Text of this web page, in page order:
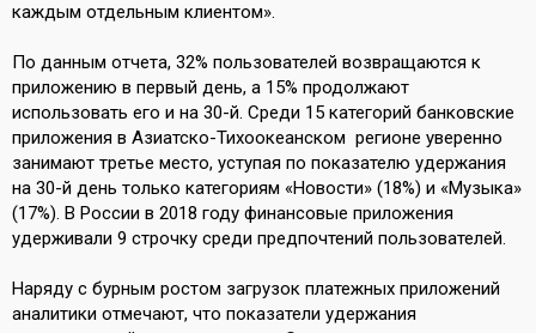
каждым отдельным клиентом».
По данным отчета, 32% пользователей возвращаются к
приложению в первый день, а 15% продолжают
использовать его и на 30-й. Среди 15 категорий банковские
приложения в Азиатско-Тихоокеанском регионе уверенно
занимают третье место, уступая по показателю удержания
на 30-й день только категориям «Новости» (18%) и «Музыка»
(17%). В России в 2018 году финансовые приложения
удерживали 9 строчку среди предпочтений пользователей.
Наряду с бурным ростом загрузок платежных приложений
аналитики отмечают, что показатели удержания